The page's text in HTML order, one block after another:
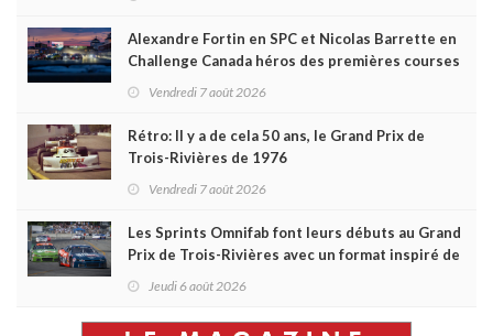
Alexandre Fortin en SPC et Nicolas Barrette en
Challenge Canada héros des premières courses
du week-end au GP3R
Vendredi 7 août 2026
Rétro: Il y a de cela 50 ans, le Grand Prix de
Trois-Rivières de 1976
Vendredi 7 août 2026
Les Sprints Omnifab font leurs débuts au Grand
Prix de Trois-Rivières avec un format inspiré de
Daytona
Jeudi 6 août 2026